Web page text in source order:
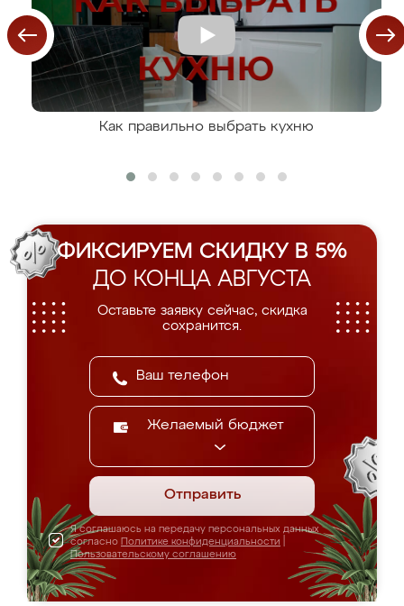
Как правильно выбрать кухню
ФИКСИРУЕМ СКИДКУ В 5%
ДО КОНЦА АВГУСТА
Оставьте заявку сейчас, скидка
сохранится.
Желаемый бюджет
Отправить
Я соглашаюсь на передачу персональных данных
согласно Политике конфиденциальности
Пользовательскому соглашению